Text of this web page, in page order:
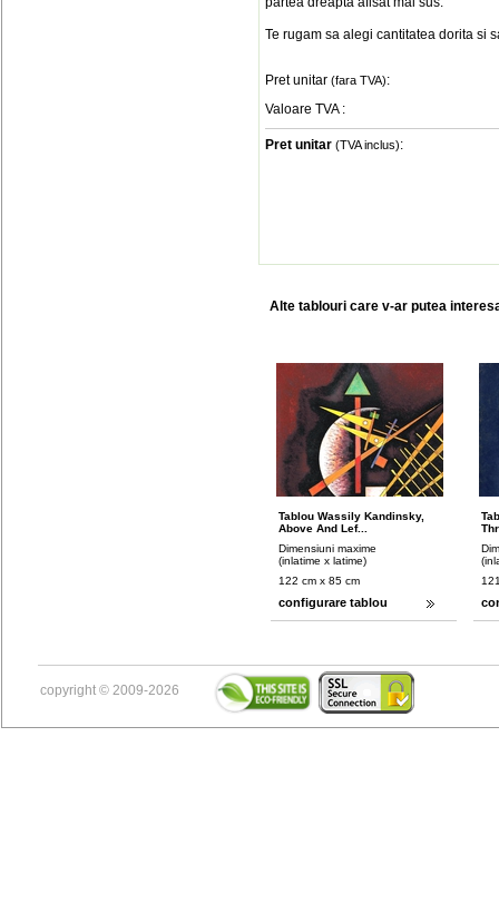
Te rugam sa alegi cantitatea dorita si
Pret unitar (fara TVA):
Valoare TVA :
Pret unitar (TVA inclus):
Alte tablouri care v-ar putea
Tablou Wassily Kandinsky,
Above And Lef...
Dimensiuni maxime
(inlatime x latime)
122 cm x 85 cm
configurare tablou
copyright © 2009-2026